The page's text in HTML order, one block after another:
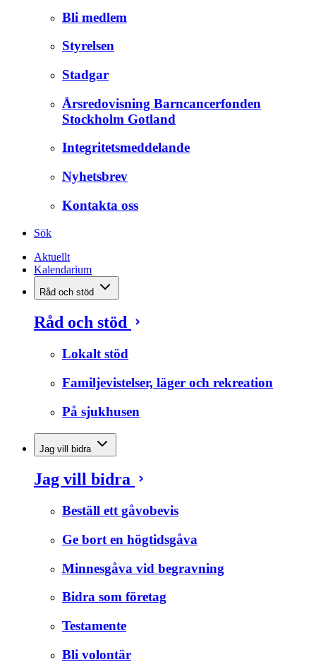
Bli medlem
Styrelsen
Stadgar
Årsredovisning Barncancerfonden
Stockholm Gotland
Integritetsmeddelande
Nyhetsbrev
Kontakta oss
Sök
Aktuellt
Kalendarium
Råd och stöd
Råd och stöd
Lokalt stöd
Familjevistelser, läger och rekreation
På sjukhusen
Jag vill bidra
Jag vill bidra
Beställ ett gåvobevis
Ge bort en högtidsgåva
Minnesgåva vid begravning
Bidra som företag
Testamente
Bli volontär